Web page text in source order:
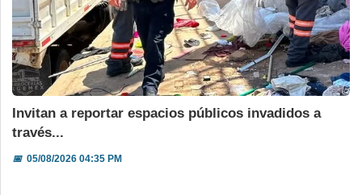
Invitan a reportar espacios públicos invadidos a
través...
📅05/08/2026 04:35 PM